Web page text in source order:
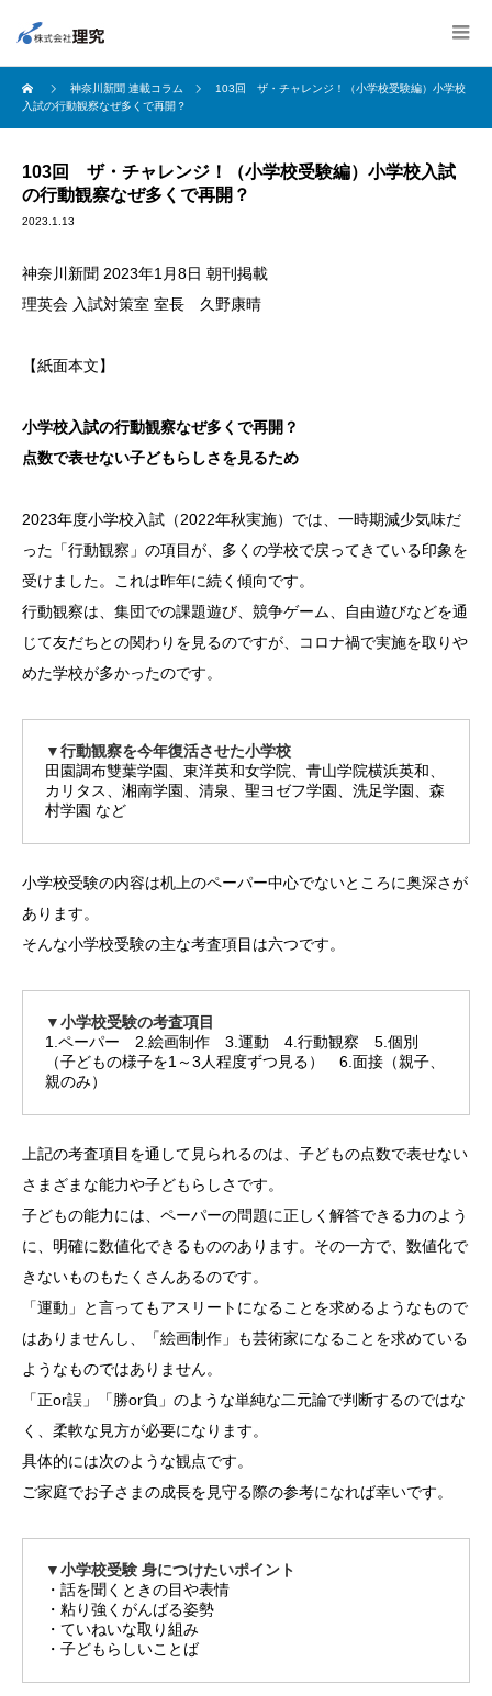
神奈川新聞 連載コラム
103回 ザ・チャレンジ！（小学校受験編）小学校
入試の行動観察なぜ多くで再開？
103回 ザ・チャレンジ！（小学校受験編）小学校入試
の行動観察なぜ多くで再開？
2023.1.13
神奈川新聞 2023年1月8日 朝刊掲載
理英会 入試対策室 室長 久野康晴
【紙面本文】
小学校入試の行動観察なぜ多くで再開？
点数で表せない子どもらしさを見るため
2023年度小学校入試（2022年秋実施）では、一時期減少気味だ
った「行動観察」の項目が、多くの学校で戻ってきている印象を
受けました。これは昨年に続く傾向です。
行動観察は、集団での課題遊び、競争ゲーム、自由遊びなどを通
じて友だちとの関わりを見るのですが、コロナ禍で実施を取りや
めた学校が多かったのです。
▼行動観察を今年復活させた小学校
田園調布雙葉学園、東洋英和女学院、青山学院横浜英和、
カリタス、湘南学園、清泉、聖ヨゼフ学園、洗足学園、森
村学園 など
小学校受験の内容は机上のペーパー中心でないところに奥深さが
あります。
そんな小学校受験の主な考査項目は六つです。
▼小学校受験の考査項目
1.ペーパー 2.絵画制作 3.運動 4.行動観察 5.個別
（子どもの様子を1～3人程度ずつ見る） 6.面接（親子、
親のみ）
上記の考査項目を通して見られるのは、子どもの点数で表せない
さまざまな能力や子どもらしさです。
子どもの能力には、ペーパーの問題に正しく解答できる力のよう
に、明確に数値化できるもののあります。その一方で、数値化で
きないものもたくさんあるのです。
「運動」と言ってもアスリートになることを求めるようなもので
はありませんし、「絵画制作」も芸術家になることを求めている
ようなものではありません。
「正or誤」「勝or負」のような単純な二元論で判断するのではな
く、柔軟な見方が必要になります。
具体的には次のような観点です。
ご家庭でお子さまの成長を見守る際の参考になれば幸いです。
▼小学校受験 身につけたいポイント
・話を聞くときの目や表情
・粘り強くがんばる姿勢
・ていねいな取り組み
・子どもらしいことば